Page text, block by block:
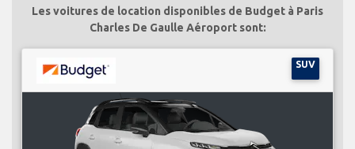
Les voitures de location disponibles de Budget à Paris
Charles De Gaulle Aéroport sont:
SUV